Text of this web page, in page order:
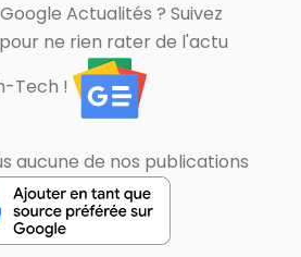
Actualités ? Suivez
ne rien rater de l'actu
Tech !
aucune de nos publications